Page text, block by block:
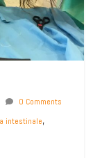
0 Comments
intestinale,